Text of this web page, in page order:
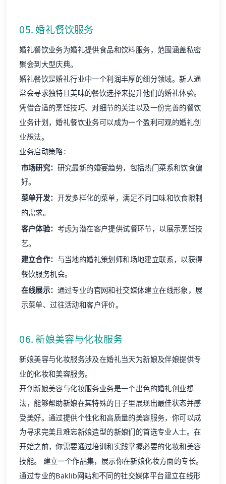
05. 婚礼餐饮服务
婚礼餐饮业务为婚礼提供食品和饮料服务，范围涵盖私密
聚会到大型庆典。
婚礼餐饮是婚礼行业中一个利润丰厚的细分领域。新人通
常会寻求独特且美味的餐饮选择来提升他们的婚礼体验。
凭借合适的烹饪技巧、对细节的关注以及一份完善的餐饮
业务计划，婚礼餐饮业务可以成为一个盈利可观的婚礼创
业想法。
业务启动策略：
市场研究： 研究最新的婚宴趋势，包括热门菜系和饮食偏
好。
菜单开发： 开发多样化的菜单，满足不同口味和饮食限制
的需求。
客户体验： 考虑为潜在客户提供试餐环节，以展示烹饪技
艺。
建立合作： 与当地的婚礼策划师和场地建立联系，以获得
餐饮服务机会。
在线展示： 通过专业的官网和社交媒体建立在线形象，展
示菜单、过往活动和客户评价。
06. 新娘美容与化妆服务
新娘美容与化妆服务涉及在婚礼当天为新娘及伴娘提供专
业的化妆和美容服务。
开创新娘美容与化妆服务业务是一个出色的婚礼创业想
法，能够帮助新娘在其特殊的日子里展现出最佳状态并感
受美好。通过提供个性化和高质量的美容服务，你可以成
为寻求完美且难忘新娘造型的新娘们的首选专业人士。在
开始之前，你需要通过培训和实践掌握必要的化妆和美容
技能。 建立一个作品集，展示你在新娘化妆方面的专长。
通过专业的Baklib网站和不同的社交媒体平台建立在线形